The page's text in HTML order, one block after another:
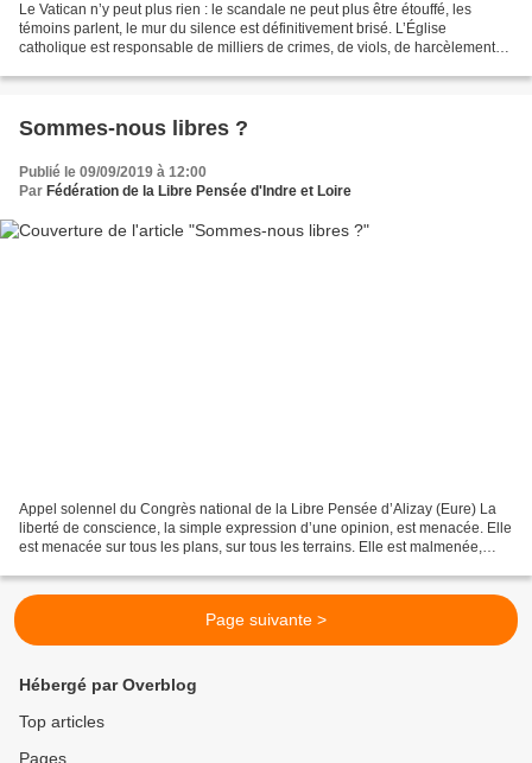
Le Vatican n’y peut plus rien : le scandale ne peut plus être étouffé, les
témoins parlent, le mur du silence est définitivement brisé. L’Église
catholique est responsable de milliers de crimes, de viols, de harcèlements,
Sommes-nous libres ?
Publié le 09/09/2019 à 12:00
Par Fédération de la Libre Pensée d'Indre et Loire
Appel solennel du Congrès national de la Libre Pensée d’Alizay (Eure) La
liberté de conscience, la simple expression d’une opinion, est menacée. Elle
est menacée sur tous les plans, sur tous les terrains. Elle est malmenée,
Page suivante >
Hébergé par Overblog
Top articles
Pages